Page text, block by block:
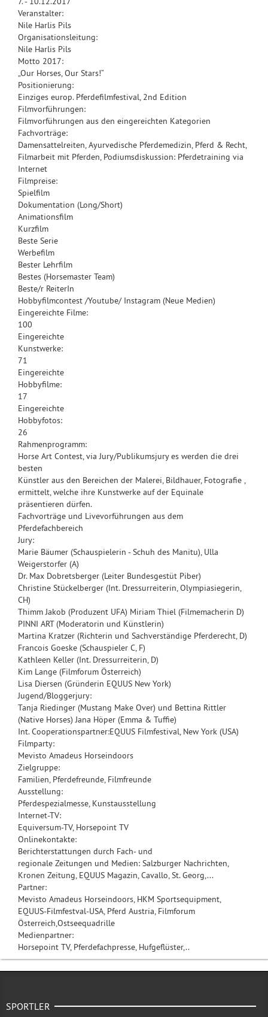
Veranstalter:
Nile Harlis Pils
Organisationsleitung:
Nile Harlis Pils
Motto 2017:
„Our Horses, Our Stars!“
Positionierung:
Einziges europ. Pferdefilmfestival, 2nd Edition
Filmvorführungen:
Filmvorführungen aus den eingereichten Kategorien
Fachvorträge:
Damensattelreiten, Ayurvedische Pferdemedizin, Pferd & Recht,
Filmarbeit mit Pferden, Podiumsdiskussion: Pferdetraining via
Internet
Filmpreise:
Spielfilm
Dokumentation (Long/Short)
Animationsfilm
Kurzfilm
Beste Serie
Werbefilm
Bester Lehrfilm
Bestes (Horsemaster Team)
Beste/r ReiterIn
Hobbyfilmcontest /Youtube/ Instagram (Neue Medien)
Eingereichte Filme:
100
Eingereichte
Kunstwerke:
71
Eingereichte
Hobbyfilme:
17
Eingereichte
Hobbyfotos:
26
Rahmenprogramm:
Horse Art Contest, via Jury/Publikumsjury es werden die drei
besten
Künstler aus den Bereichen der Malerei, Bildhauer, Fotografie ,
ermittelt, welche ihre Kunstwerke auf der Equinale
präsentieren dürfen.
Fachvorträge und Livevorführungen aus dem
Pferdefachbereich
Jury:
Marie Bäumer (Schauspielerin - Schuh des Manitu), Ulla
Weigerstorfer (A)
Dr. Max Dobretsberger (Leiter Bundesgestüt Piber)
Christine Stückelberger (Int. Dressurreiterin, Olympiasiegerin,
CH)
Thimm Jakob (Produzent UFA) Miriam Thiel (Filmemacherin D)
PINNI ART (Moderatorin und Künstlerin)
Martina Kratzer (Richterin und Sachverständige Pferderecht, D)
Francois Goeske (Schauspieler C, F)
Kathleen Keller (Int. Dressurreiterin, D)
Kim Lange (Filmforum Österreich)
Lisa Diersen (Gründerin EQUUS New York)
Jugend/Bloggerjury:
Tanja Riedinger (Mustang Make Over) und Bettina Rittler
(Native Horses) Jana Höper (Emma & Tuffie)
Int. Cooperationspartner:EQUUS Filmfestival, New York (USA)
Filmparty:
Mevisto Amadeus Horseindoors
Zielgruppe:
Familien, Pferdefreunde, Filmfreunde
Ausstellung:
Pferdespezialmesse, Kunstausstellung
Internet-TV:
Equiversum-TV, Horsepoint TV
Onlinekontakte:
Berichterstattungen durch Fach- und
regionale Zeitungen und Medien: Salzburger Nachrichten,
Kronen Zeitung, EQUUS Magazin, Cavallo, St. Georg,...
Partner:
Mevisto Amadeus Horseindoors, HKM Sportsequipment,
EQUUS-Filmfestval-USA, Pferd Austria, Filmforum
Österreich,Ostseequadrille
Medienpartner:
Horsepoint TV, Pferdefachpresse, Hufgeflüster,..
SPORTLER